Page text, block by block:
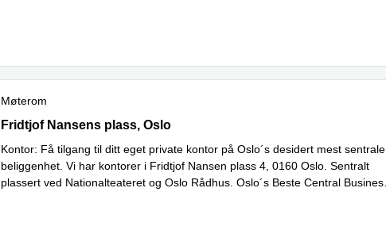
Møterom
Fridtjof Nansenplass 4, Oslo
Fridtjof Nansens plass, Oslo
Kontor: Få tilgang til ditt eget private kontor på Oslo´s desidert mest sentrale
beliggenhet. Vi har kontorer i Fridtjof Nansen plass 4, 0160 Oslo. Sentralt
plassert ved Nationalteateret og Oslo Rådhus. Oslo´s Beste Central Business